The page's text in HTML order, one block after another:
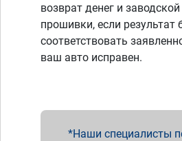
возврат денег и заводской
прошивки, если результат
соответствовать
ваш авто исправен.
Наши специалисты